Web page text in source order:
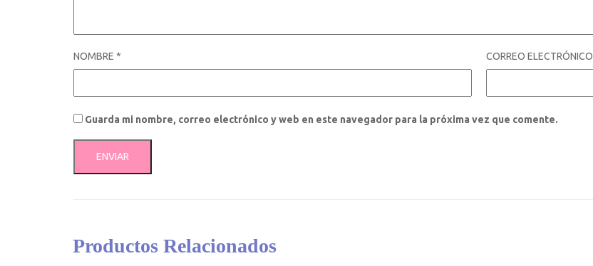
NOMBRE * CORREO ELECTRÓNICO
Guarda mi nombre, correo electrónico y web en este navegador para la próxima vez que comente.
Productos Relacionados